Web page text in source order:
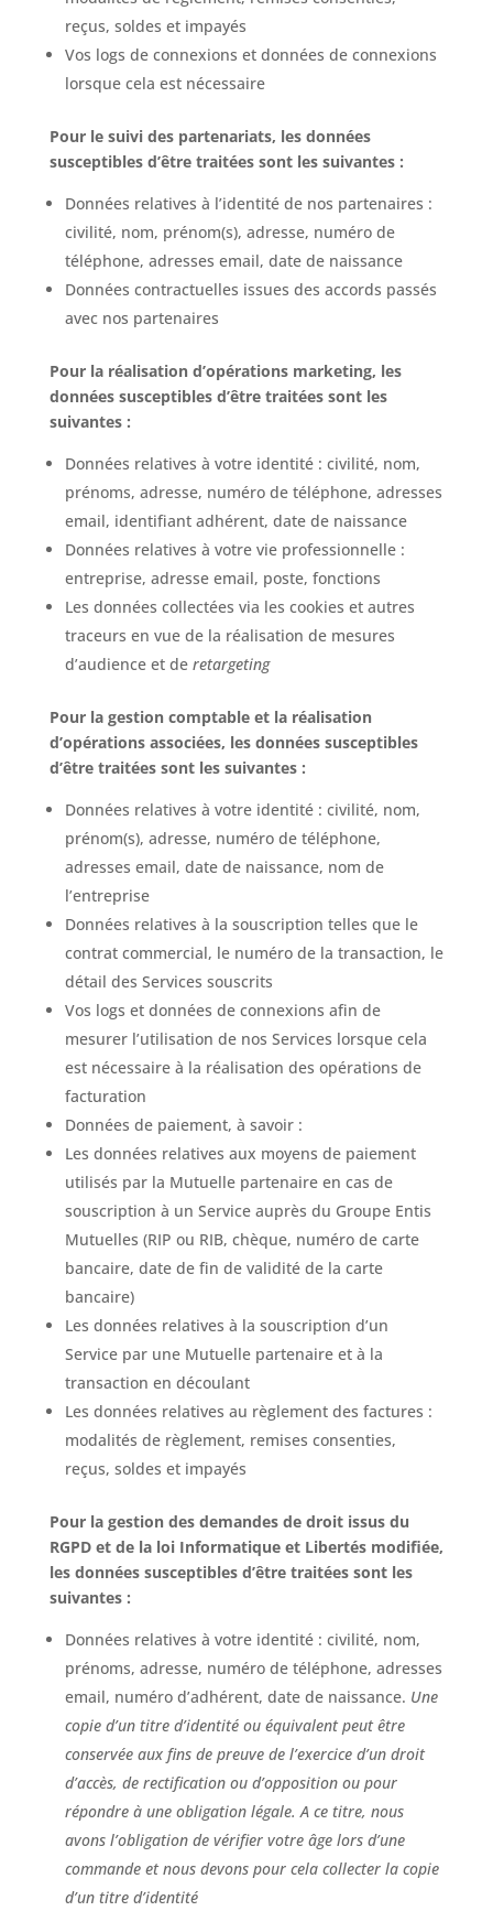
reçus, soldes et impayés
Vos logs de connexions et données de connexions
lorsque cela est nécessaire
Pour le suivi des partenariats, les données
susceptibles d’être traitées sont les suivantes :
Données relatives à l’identité de nos partenaires :
civilité, nom, prénom(s), adresse, numéro de
téléphone, adresses email, date de naissance
Données contractuelles issues des accords passés
avec nos partenaires
Pour la réalisation d’opérations marketing, les
données susceptibles d’être traitées sont les
suivantes :
Données relatives à votre identité : civilité, nom,
prénoms, adresse, numéro de téléphone, adresses
email, identifiant adhérent, date de naissance
Données relatives à votre vie professionnelle :
entreprise, adresse email, poste, fonctions
Les données collectées via les cookies et autres
traceurs en vue de la réalisation de mesures
d’audience et de retargeting
Pour la gestion comptable et la réalisation
d’opérations associées, les données susceptibles
d’être traitées sont les suivantes :
Données relatives à votre identité : civilité, nom,
prénom(s), adresse, numéro de téléphone,
adresses email, date de naissance, nom de
l’entreprise
Données relatives à la souscription telles que le
contrat commercial, le numéro de la transaction, le
détail des Services souscrits
Vos logs et données de connexions afin de
mesurer l’utilisation de nos Services lorsque cela
est nécessaire à la réalisation des opérations de
facturation
Données de paiement, à savoir :
Les données relatives aux moyens de paiement
utilisés par la Mutuelle partenaire en cas de
souscription à un Service auprès du Groupe Entis
Mutuelles (RIP ou RIB, chèque, numéro de carte
bancaire, date de fin de validité de la carte
bancaire)
Les données relatives à la souscription d’un
Service par une Mutuelle partenaire et à la
transaction en découlant
Les données relatives au règlement des factures :
modalités de règlement, remises consenties,
reçus, soldes et impayés
Pour la gestion des demandes de droit issus du
RGPD et de la loi Informatique et Libertés modifiée,
les données susceptibles d’être traitées sont les
suivantes :
Données relatives à votre identité : civilité, nom,
prénoms, adresse, numéro de téléphone, adresses
email, numéro d’adhérent, date de naissance. Une
copie d’un titre d’identité ou équivalent peut être
conservée aux fins de preuve de l’exercice d’un droit
d’accès, de rectification ou d’opposition ou pour
répondre à une obligation légale. A ce titre, nous
avons l’obligation de vérifier votre âge lors d’une
commande et nous devons pour cela collecter la copie
d’un titre d’identité